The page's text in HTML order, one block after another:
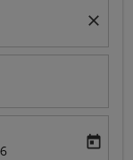
close
return-date-aria-label
today